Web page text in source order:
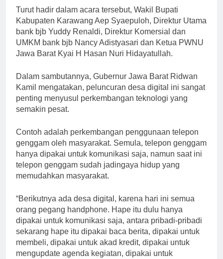
Turut hadir dalam acara tersebut, Wakil Bupati
Kabupaten Karawang Aep Syaepuloh, Direktur Utama
bank bjb Yuddy Renaldi, Direktur Komersial dan
UMKM bank bjb Nancy Adistyasari dan Ketua PWNU
Jawa Barat Kyai H Hasan Nuri Hidayatullah.
Dalam sambutannya, Gubernur Jawa Barat Ridwan
Kamil mengatakan, peluncuran desa digital ini sangat
penting menyusul perkembangan teknologi yang
semakin pesat.
Contoh adalah perkembangan penggunaan telepon
genggam oleh masyarakat. Semula, telepon genggam
hanya dipakai untuk komunikasi saja, namun saat ini
telepon genggam sudah jadingaya hidup yang
memudahkan masyarakat.
“Berikutnya ada desa digital, karena hari ini semua
orang pegang handphone. Hape itu dulu hanya
dipakai untuk komunikasi saja, antara pribadi-pribadi
sekarang hape itu dipakai baca berita, dipakai untuk
membeli, dipakai untuk akad kredit, dipakai untuk
mengupdate agenda kegiatan, dipakai untuk